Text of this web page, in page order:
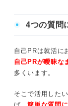
場合
自
4つの質問
自己PRは就活に
自己PRが曖昧な
多くいます。
そこで活用した
②長所と短所
③短所と自己
④自己分析に
自己PRと長